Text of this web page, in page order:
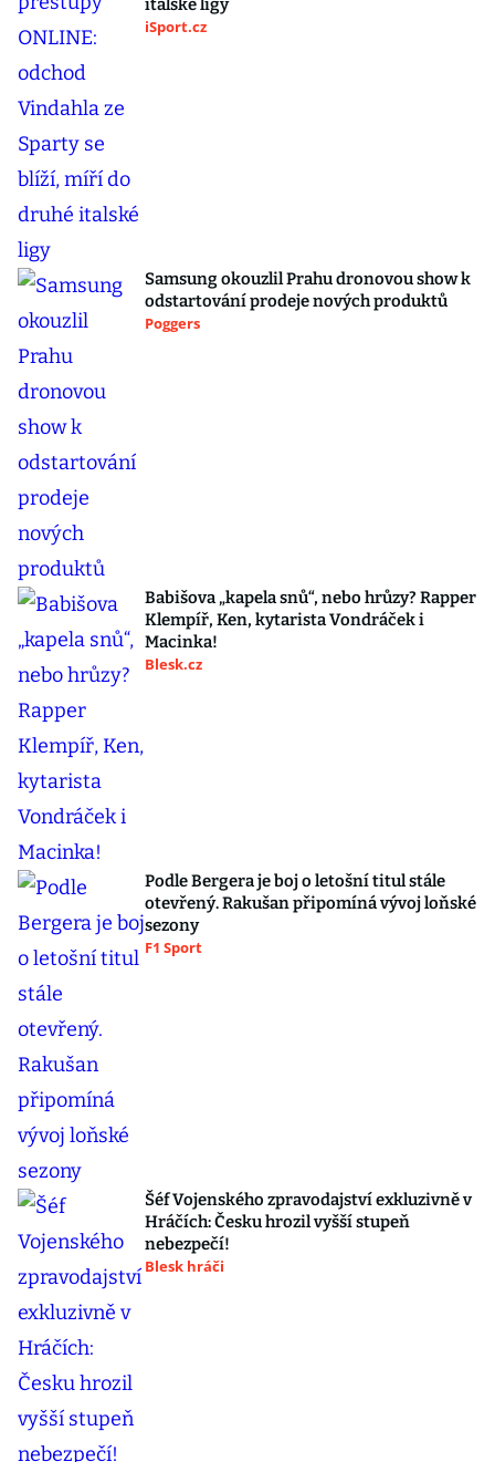
italské ligy
iSport.cz
Samsung okouzlil Prahu dronovou show k
odstartování prodeje nových produktů
Poggers
Babišova „kapela snů“, nebo hrůzy? Rapper
Klempíř, Ken, kytarista Vondráček i
Macinka!
Blesk.cz
Podle Bergera je boj o letošní titul stále
otevřený. Rakušan připomíná vývoj loňské
sezony
F1 Sport
Šéf Vojenského zpravodajství exkluzivně v
Hráčích: Česku hrozil vyšší stupeň
nebezpečí!
Blesk hráči